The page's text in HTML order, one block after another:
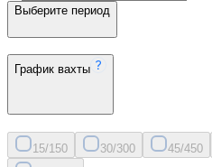
Выберите период
График вахты
15/150 30/300 45/450